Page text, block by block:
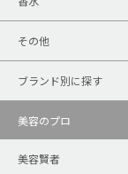
その他
ブランド別に探す
美容のプロ
美容賢者